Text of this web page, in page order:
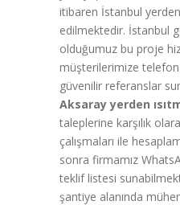
itibaren İstanbul
edilmektedir. İstanbul
olduğumuz bu proje
müşterilerimize
güvenilir referanslar
Aksaray yerden
taleplerine karşılık
çalışmaları ile
sonra firmamız
teklif listesi
şantiye alanında